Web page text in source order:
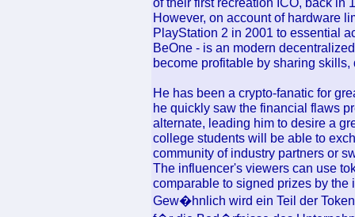
However, on account of hardware
PlayStation 2 in 2001 to essential
BeOne - is an modern
become profitable by sharing
He has been a crypto-fanatic for
he quickly saw the financial flaws
alternate, leading him to desire a
college students will be able to
community of industry partners or
The influencer's viewers can use
comparable to signed prizes by
Gew�hnlich wird ein Teil der